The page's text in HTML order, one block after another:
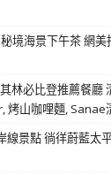
境海景下午茶 網美
林必比登推薦餐廳
烤山咖哩麵, Sanae
線景點 徜徉蔚藍太